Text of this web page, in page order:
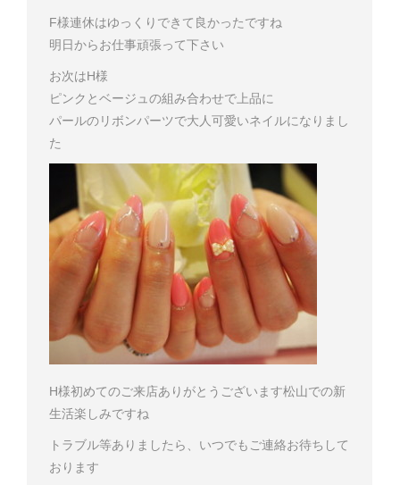
F様連休はゆっくりできて良かったですね
明日からお仕事頑張って下さい
お次はH様
ピンクとベージュの組み合わせで上品に
パールのリボンパーツで大人可愛いネイルになりまし
た
H様初めてのご来店ありがとうございます松山での新
生活楽しみですね
トラブル等ありましたら、いつでもご連絡お待ちして
おります